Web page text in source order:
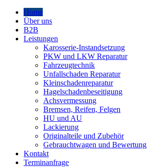
Home
Über uns
B2B
Leistungen
Karosserie-Instandsetzung
PKW und LKW Reparatur
Fahrzeugtechnik
Unfallschaden Reparatur
Kleinschadenreparatur
Hagelschadenbeseitigung
Achsvermessung
Bremsen, Reifen, Felgen
HU und AU
Lackierung
Originalteile und Zubehör
Gebrauchtwagen und Bewertung
Kontakt
Terminanfrage